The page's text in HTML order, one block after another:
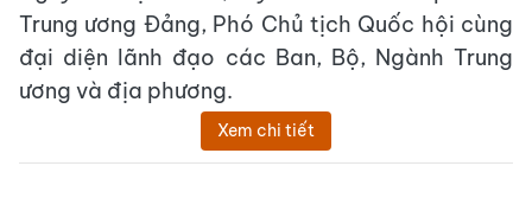
Trung ương Đảng, Phó Chủ tịch Quốc hội cùng
đại diện lãnh đạo các Ban, Bộ, Ngành Trung
ương và địa phương.
Xem chi tiết